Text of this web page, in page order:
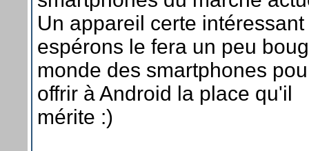
Un appareil certe
espérons le fera un peu
monde des smartphones
offrir à Android la place qu'il
mérite :)